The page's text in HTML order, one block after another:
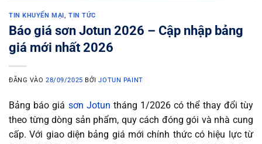
TIN KHUYẾN MẠI , TIN TỨC
Báo giá sơn Jotun 2026 – Cập nhập bảng
giá mới nhất 2026
ĐĂNG VÀO28/09/2025 BỞIJOTUN PAINT
Bảng báo giá sơn Jotun tháng 1/2026 có thể thay đổi tùy
theo từng dòng sản phẩm, quy cách đóng gói và nhà cung
cấp. Với giao diện bảng giá mới chính thức có hiệu lực từ